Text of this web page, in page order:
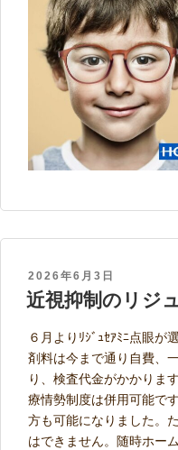
POSTED
ON
2026年6月3日
近視抑制のリジ
６月よりﾘｼﾞｭｾｱﾐﾆ点眼が
剤料は今まで通り自費、
り、検査代金がかかりま
療情勢制度は併用可能で
方も可能になりました。
はできません。随時ホー